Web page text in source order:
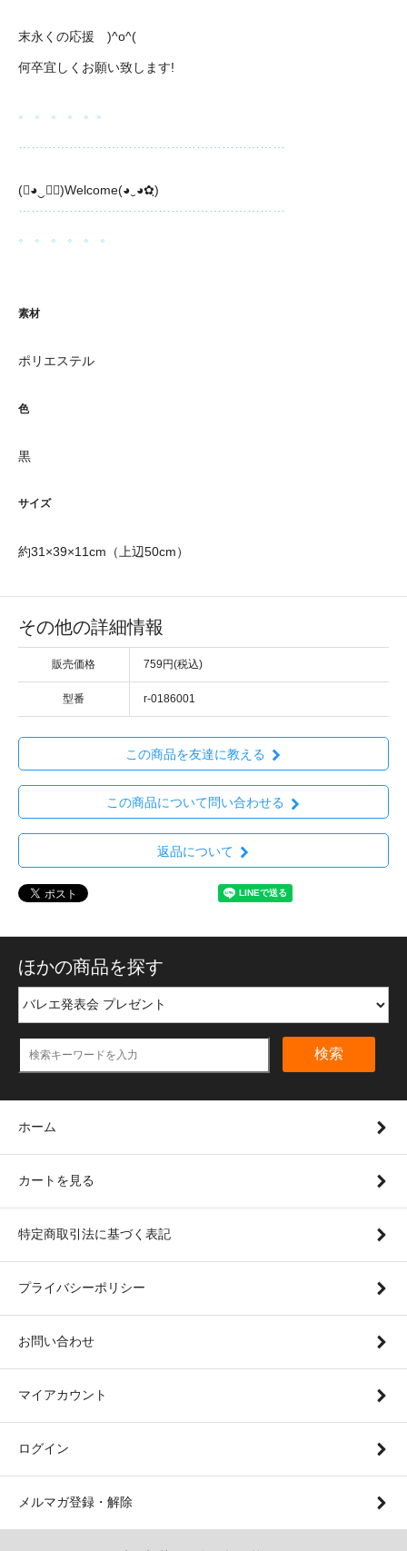
末永くの応援 )^o^(
何卒宜しくお願い致します!
。 。 。 。 。。
………………………………………………………
(❀◕‿◕ฺ)Welcome(◕‿◕✿ฺ)
………………………………………………………
。 。 。 。 。 。
素材
ポリエステル
色
黒
サイズ
約31×39×11cm（上辺50cm）
その他の詳細情報
販売価格 759円(税込)
型番 r-0186001
この商品を友達に教える
この商品について問い合わせる
返品について
ほかの商品を探す
検索
ホーム
カートを見る
特定商取引法に基づく表記
プライバシーポリシー
お問い合わせ
マイアカウント
ログイン
メルマガ登録・解除